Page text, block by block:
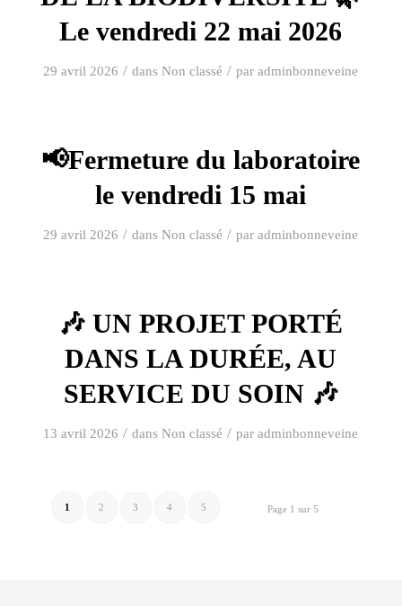
Le vendredi 22 mai 2026
29 avril 2026 / dansNon classé / paradminbonneveine
📢Fermeture du laboratoire
le vendredi 15 mai
29 avril 2026 / dansNon classé / paradminbonneveine
🎶 UN PROJET PORTÉ
DANS LA DURÉE, AU
SERVICE DU SOIN 🎶
13 avril 2026 / dansNon classé / paradminbonneveine
Page 1 sur 5
1 2 3 4 5